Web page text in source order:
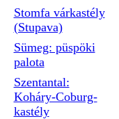
Stomfa várkastély
(Stupava)
Sümeg: püspöki
palota
Szentantal:
Koháry-Coburg-
kastély